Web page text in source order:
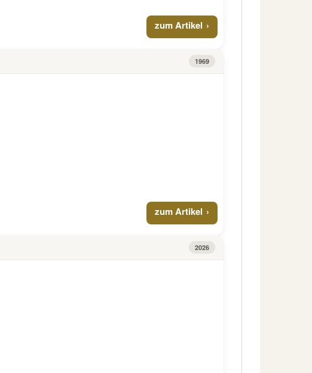
zum Artikel
1969
zum Artikel
2026